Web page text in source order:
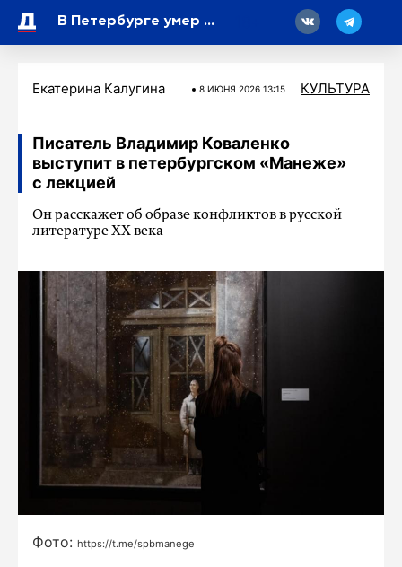
В Петербурге умер основатель рок-группы «Опасные соседи» Глеб Малечкин
Екатерина Калугина 8 ИЮНЯ 2026 13:15 КУЛЬТУРА
Писатель Владимир Коваленко
выступит в петербургском «Манеже»
с лекцией
Он расскажет об образе конфликтов в русской
литературе XX века
Фото: https://t.me/spbmanege